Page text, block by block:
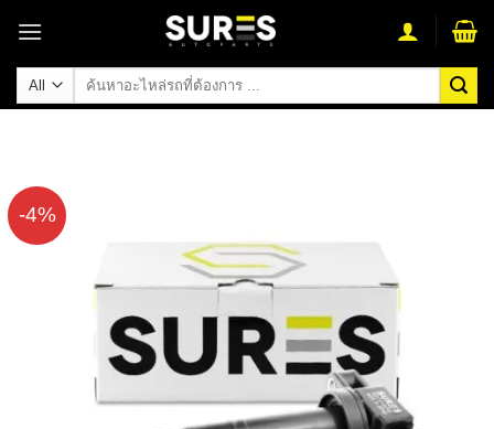
content
ค้นหา:
-4%